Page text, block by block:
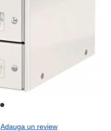
Adauga un review